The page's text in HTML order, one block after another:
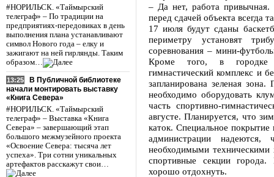
#НОРИЛЬСК. «Таймырский
телеграф» – По традиции на
предприятиях-передовиках в день
выполнения плана устанавливают
символ Нового года – елку и
зажигают на ней гирлянды. Таким
образом…
13:25
В Публичной библиотеке
начали монтировать выставку
«Книга Севера»
#НОРИЛЬСК. «Таймырский
телеграф» – Выставка «Книга
Севера» – завершающий этап
большого межмузейного проекта
«Освоение Севера: тысяча лет
успеха». Три сотни уникальных
артефактов расскажут свои…
– Да нет, работа
перед сдачей объекта всегда
17 июля будут сданы
периметру установят
соревнования – мини-
Кроме того, в городке
гимнастический комплекс и
запланирована зеленая
необходимо оборудовать
часть спортивно-
августе. Планируется, что
каток. Специальное
администрации
необходимыми техническими
спортивные секции
хорошо отдохнуть.